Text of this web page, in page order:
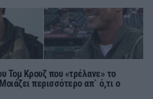
Τομ Κρουζ που «τρέλανε» το
περισσότερο απ` ό,τι ο